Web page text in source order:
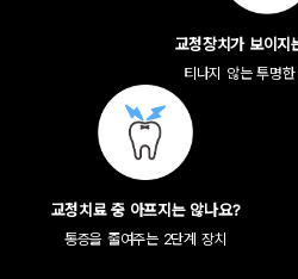
교정장치가 보이지
티나지 않는 투명한
교정치료 중 아프지는 않나요?
통증을 줄여주는 2단계 장치